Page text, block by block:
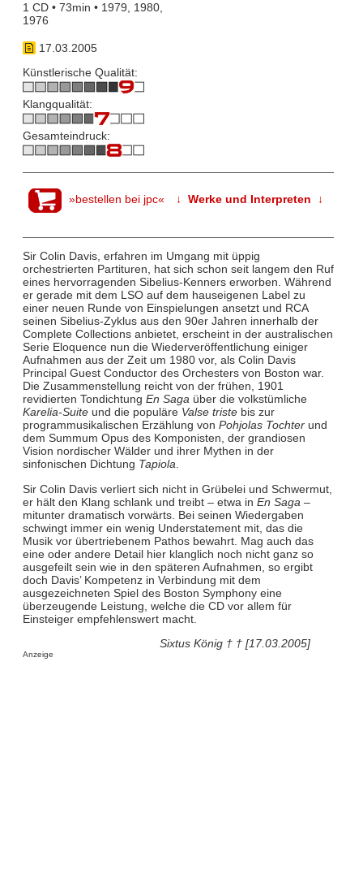
1 CD • 73min • 1979, 1980,
1976
17.03.2005
Künstlerische Qualität:
Klangqualität:
Gesamteindruck:
»bestellen bei jpc« ↓ Werke und Interpreten ↓
Sir Colin Davis, erfahren im Umgang mit üppig
orchestrierten Partituren, hat sich schon seit langem den Ruf
eines hervorragenden Sibelius-Kenners erworben. Während
er gerade mit dem LSO auf dem hauseigenen Label zu
einer neuen Runde von Einspielungen ansetzt und RCA
seinen Sibelius-Zyklus aus den 90er Jahren innerhalb der
Complete Collections anbietet, erscheint in der australischen
Serie Eloquence nun die Wiederveröffentlichung einiger
Aufnahmen aus der Zeit um 1980 vor, als Colin Davis
Principal Guest Conductor des Orchesters von Boston war.
Die Zusammenstellung reicht von der frühen, 1901
revidierten Tondichtung En Sagaüber die volkstümliche
Karelia-Suiteund die populäre Valse tristebis zur
programmusikalischen Erzählung von Pohjolas Tochter und
dem Summum Opus des Komponisten, der grandiosen
Vision nordischer Wälder und ihrer Mythen in der
sinfonischen Dichtung Tapiola.
Sir Colin Davis verliert sich nicht in Grübelei und Schwermut,
er hält den Klang schlank und treibt – etwa in En Saga –
mitunter dramatisch vorwärts. Bei seinen Wiedergaben
schwingt immer ein wenig Understatement mit, das die
Musik vor übertriebenem Pathos bewahrt. Mag auch das
eine oder andere Detail hier klanglich noch nicht ganz so
ausgefeilt sein wie in den späteren Aufnahmen, so ergibt
doch Davis’ Kompetenz in Verbindung mit dem
ausgezeichneten Spiel des Boston Symphony eine
überzeugende Leistung, welche die CD vor allem für
Einsteiger empfehlenswert macht.
Sixtus König † † [17.03.2005]
Anzeige